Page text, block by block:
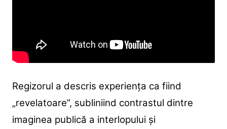
Regizorul a descris experiența ca fiind
„revelatoare”, subliniind contrastul dintre
imaginea publică a interlopului și